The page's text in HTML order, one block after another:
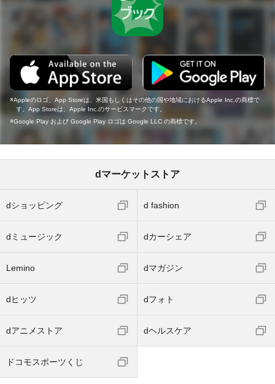
Appleのロゴ、App Storeは、米国もしくはその他の国や地域におけるApple Inc.の商標で
す。App Storeは、Apple Inc.のサービスマークです。
Google Play および Google Play ロゴは Google LLC の商標です。
dマーケットストア
dショッピング d fashion
dミュージック dカーシェア
Lemino dマガジン
dヒッツ dフォト
dアニメストア dヘルスケア
ドコモスポーツくじ